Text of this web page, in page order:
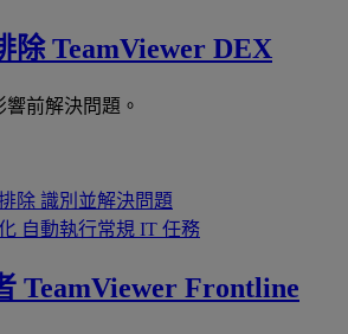
除 TeamViewer DEX
前解決問題。
除 識別並解決問題
自動執行常規 IT 任務
TeamViewer Frontline